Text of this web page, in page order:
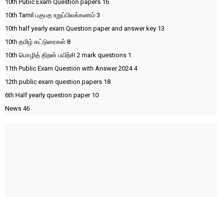
10th Pubic Exam Question papers 16
10th Tamil பகுபத உறுப்பிலக்கணம் 3
10th half yearly exam Question paper and answer key 13
10th தமிழ் கட்டுரைகள் 8
10th மொழித் திறன் பயிற்சி 2 mark questions 1
11th Public Exam Question with Answer 20244
12th public exam question papers 18
6th Half yearly question paper 10
News 46